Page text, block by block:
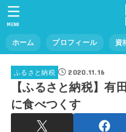
ホーム プロフィール 資
MENU
ふるさと納税 2020.11.16
【ふるさと納税】有
に食べつくす